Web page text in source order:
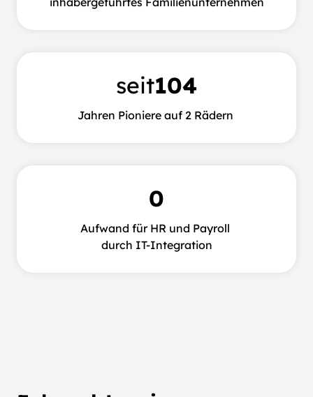
seit104
Jahren Pioniere auf 2 Rädern
0
Auf wand für HR und Payroll
durch IT-Integration